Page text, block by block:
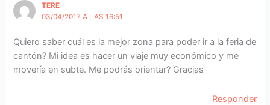
TERE
03/04/2017 A LAS 16:51
Quiero saber cuál es la mejor zona para poder ir a la feria de
cantón? Mi idea es hacer un viaje muy económico y me
movería en subte. Me podrás orientar? Gracias
Responder